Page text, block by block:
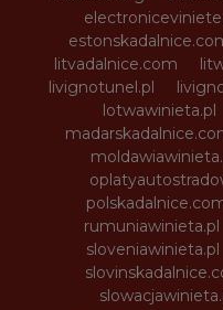
litvadalnice.com
livignotunel.pl
lotwawinieta.pl
rumuniawinieta.pl
sloveniawinieta.pl